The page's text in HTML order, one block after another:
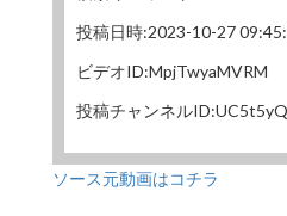
投稿日時:2023-10-27
ビデオID:MpjTwyaMVRM
投稿チャンネル
ソース元動画はコチラ